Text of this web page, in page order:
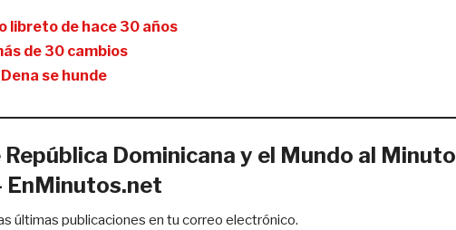
libreto de hace 30 años
de 30 cambios
se hunde
Dominicana y el Mundo al Minuto
EnMinutos.net
últimas publicaciones en tu correo electrónico.